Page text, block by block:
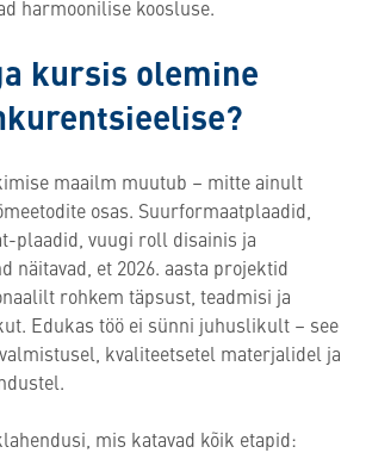
harmoonilise koosluse.
kursis olemine
maailm muutub – mitte ainult
osas. Suurformaatplaadid,
plaadid, vuugi roll disainis ja
näitavad, et 2026. aasta projektid
rohkem täpsust, teadmisi ja
Edukas töö ei sünni juhuslikult – see
kvaliteetsetel materjalidel ja
mis katavad kõik etapid: